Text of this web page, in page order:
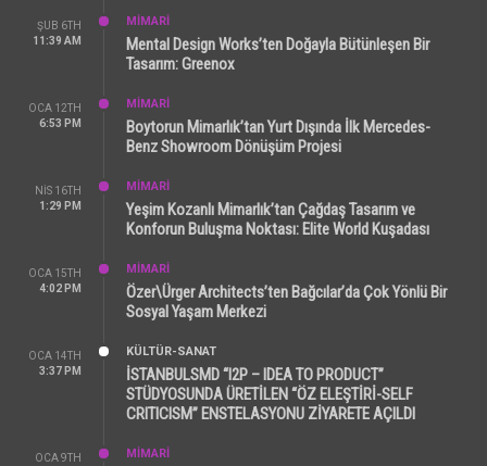
ŞUB 6TH
11:39 AM
MİMARİ
Mental Design Works’ten Doğayla Bütünleşen Bir
Tasarım: Greenox
OCA 12TH
6:53 PM
MİMARİ
Boytorun Mimarlık’tan Yurt Dışında İlk Mercedes-
Benz Showroom Dönüşüm Projesi
NIS 16TH
1:29 PM
MİMARİ
Yeşim Kozanlı Mimarlık’tan Çağdaş Tasarım ve
Konforun Buluşma Noktası: Elite World Kuşadası
OCA 15TH
4:02 PM
MİMARİ
Özer\Ürger Architects’ten Bağcılar’da Çok Yönlü Bir
Sosyal Yaşam Merkezi
OCA 14TH
3:37 PM
KÜLTÜR-SANAT
İSTANBULSMD “I2P – IDEA TO PRODUCT”
STÜDYOSUNDA ÜRETİLEN “ÖZ ELEŞTİRİ-SELF
CRITICISM” ENSTELASYONU ZİYARETE AÇILDI
OCA 9TH
MİMARİ